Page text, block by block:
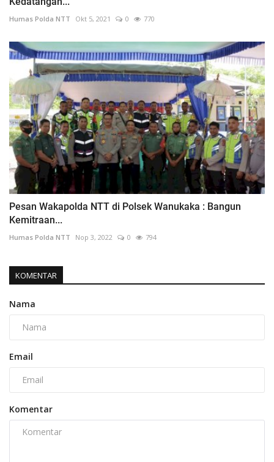
Humas Polda NTT Okt 5, 2021 0 770
Pesan Wakapolda NTT di Polsek Wanukaka : Bangun
Kemitraan...
Humas Polda NTT Nop 3, 2022 0 794
KOMENTAR
Nama
Email
Komentar